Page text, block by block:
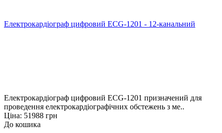
Електрокардіограф цифровий ECG-1201 - 12-канальний
Електрокардіограф цифровий ECG-1201 призначений для
проведення електрокардіографічних обстежень з ме..
Ціна: 51988 грн
До кошика